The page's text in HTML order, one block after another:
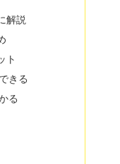
解説
ト
きる
る